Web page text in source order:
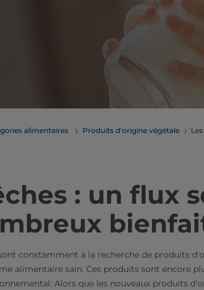
alimentaires Produits d'origine végétale
: un flux
constamment à la recherche de produits
alimentaire sain. Ces produits sont encore
Alors que les nouveaux produits